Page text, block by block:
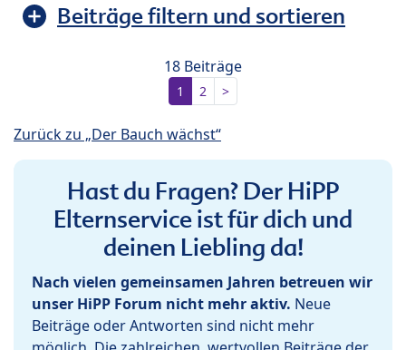
Beiträge filtern und sortieren
18 Beiträge
1 2 >
Zurück zu „Der Bauch wächst“
Hast du Fragen? Der HiPP
Elternservice ist für dich und
deinen Liebling da!
Nach vielen gemeinsamen Jahren betreuen wir
unser HiPP Forum nicht mehr aktiv. Neue
Beiträge oder Antworten sind nicht mehr